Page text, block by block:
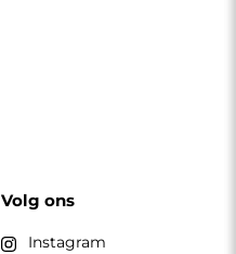
Volg ons
Instagram